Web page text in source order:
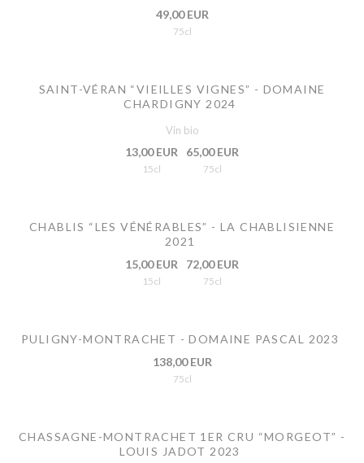
49,00 EUR
75cl
SAINT-VÉRAN “VIEILLES VIGNES” - DOMAINE
CHARDIGNY 2024
Vin bio
13,00 EUR
15cl
65,00 EUR
75cl
CHABLIS “LES VÉNÉRABLES” - LA CHABLISIENNE
2021
15,00 EUR
15cl
72,00 EUR
75cl
PULIGNY-MONTRACHET - DOMAINE PASCAL 2023
138,00 EUR
75cl
CHASSAGNE-MONTRACHET 1ER CRU “MORGEOT” -
LOUIS JADOT 2023